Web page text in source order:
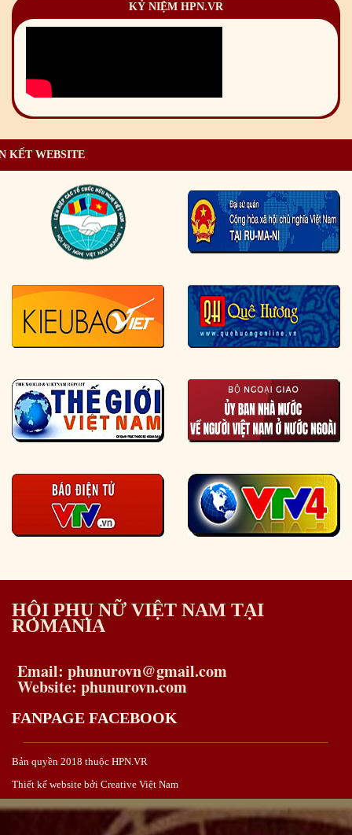
KỶ NIỆM HPN.VR
KẾT WEBSITE
HỘI PHỤ NỮ VIỆT NAM TẠI
ROMANIA
Email: phunurovn@gmail.com
Website: phunurovn.com
FANPAGE FACEBOOK
Bản quyền 2018 thuộc HPN.VR
Thiết kế website bởi Creative Việt Nam